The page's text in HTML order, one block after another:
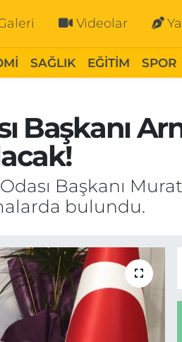
Videolar
SAĞLIK EĞİTİM SPOR
Başkanı
Başkanı
bulundu.